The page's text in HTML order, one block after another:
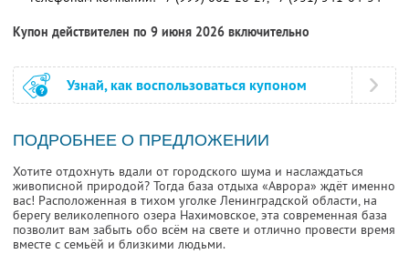
Купон действителен по 9 июня 2026 включительно
Узнай, как воспользоваться купоном
ПОДРОБНЕЕ О ПРЕДЛОЖЕНИИ
Хотите отдохнуть вдали от городского шума и наслаждаться
живописной природой? Тогда база отдыха «Аврора» ждёт именно
вас! Расположенная в тихом уголке Ленинградской области, на
берегу великолепного озера Нахимовское, эта современная база
позволит вам забыть обо всём на свете и отлично провести время
вместе с семьёй и близкими людьми.